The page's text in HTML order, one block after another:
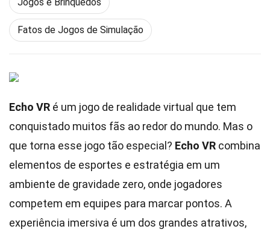
Fatos de Jogos de Simulação
Echo VR é um jogo de realidade virtual que tem
conquistado muitos fãs ao redor do mundo. Mas o
que torna esse jogo tão especial? Echo VR combina
elementos de esportes e estratégia em um
ambiente de gravidade zero, onde jogadores
competem em equipes para marcar pontos. A
experiência imersiva é um dos grandes atrativos,